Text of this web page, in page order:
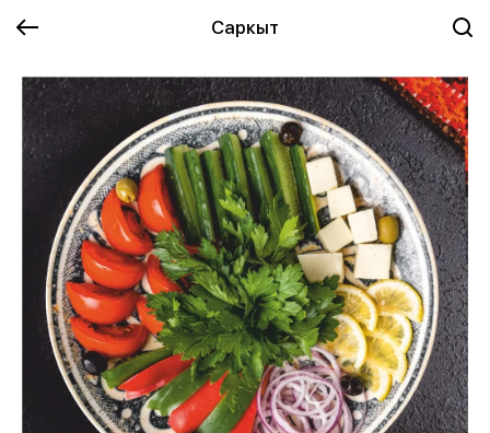
Саркыт